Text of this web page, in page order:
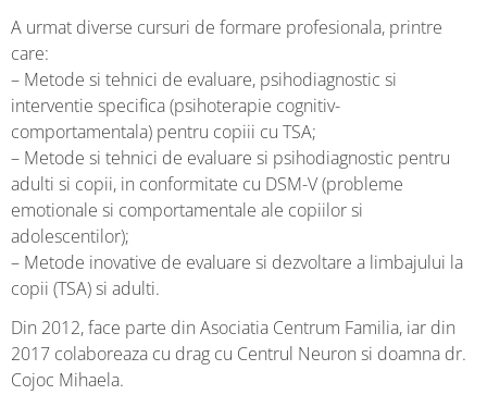
A urmat diverse cursuri de formare profesionala, printre
care:
– Metode si tehnici de evaluare, psihodiagnostic si
interventie specifica (psihoterapie cognitiv-
comportamentala) pentru copiii cu TSA;
– Metode si tehnici de evaluare si psihodiagnostic pentru
adulti si copii, in conformitate cu DSM-V (probleme
emotionale si comportamentale ale copiilor si
adolescentilor);
– Metode inovative de evaluare si dezvoltare a limbajului la
copii (TSA) si adulti.
Din 2012, face parte din Asociatia Centrum Familia, iar din
2017 colaboreaza cu drag cu Centrul Neuron si doamna dr.
Cojoc Mihaela.